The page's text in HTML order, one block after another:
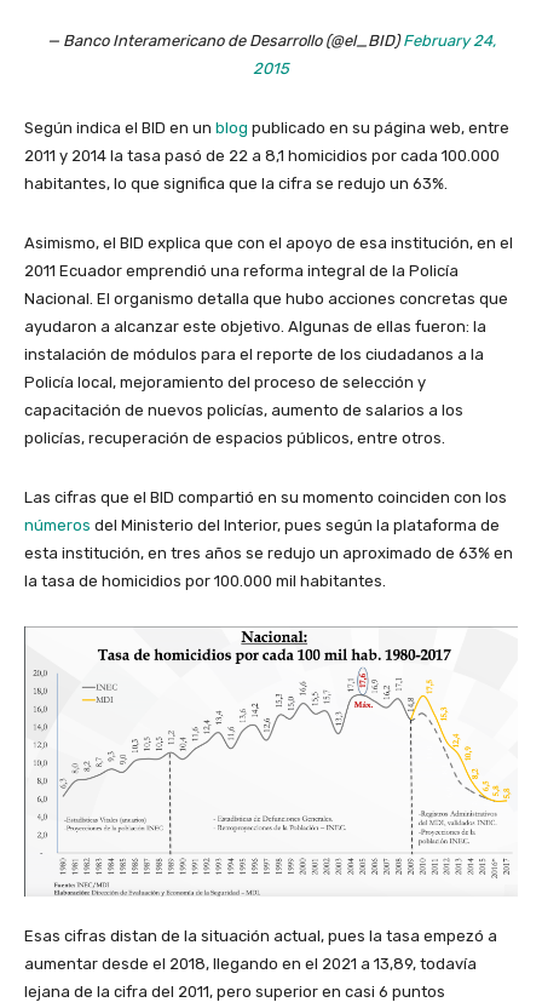
— Banco Interamericano de Desarrollo (@el_BID)February 24,
2015
Según indica el BID en un blog publicado en su página web, entre
2011 y 2014 la tasa pasó de 22 a 8,1 homicidios por cada 100.000
habitantes, lo que significa que la cifra se redujo un 63%.
Asimismo, el BID explica que con el apoyo de esa institución, en el
2011 Ecuador emprendió una reforma integral de la Policía
Nacional. El organismo detalla que hubo acciones concretas que
ayudaron a alcanzar este objetivo. Algunas de ellas fueron: la
instalación de módulos para el reporte de los ciudadanos a la
Policía local, mejoramiento del proceso de selección y
capacitación de nuevos policías, aumento de salarios a los
policías, recuperación de espacios públicos, entre otros.
Las cifras que el BID compartió en su momento coinciden con los
números del Ministerio del Interior, pues según la plataforma de
esta institución, en tres años se redujo un aproximado de 63% en
la tasa de homicidios por 100.000 mil habitantes.
Esas cifras distan de la situación actual, pues la tasa empezó a
aumentar desde el 2018, llegando en el 2021 a 13,89, todavía
lejana de la cifra del 2011, pero superior en casi 6 puntos